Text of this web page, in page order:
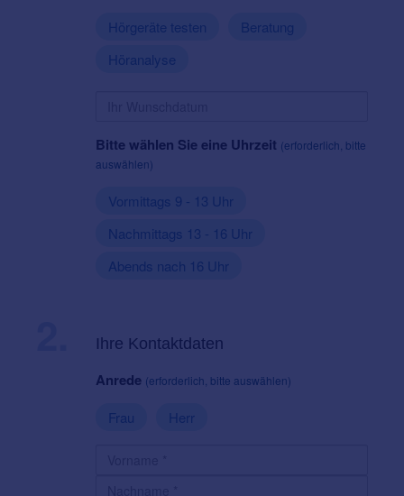
Hörgeräte testen
Beratung
Höranalyse
Bitte wählen Sie eine Uhrzeit (erforderlich, bitte
auswählen)
Vormittags 9 - 13 Uhr
Nachmittags 13 - 16 Uhr
Abends nach 16 Uhr
Ihre Kontaktdaten
Anrede (erforderlich, bitte auswählen)
Frau Herr